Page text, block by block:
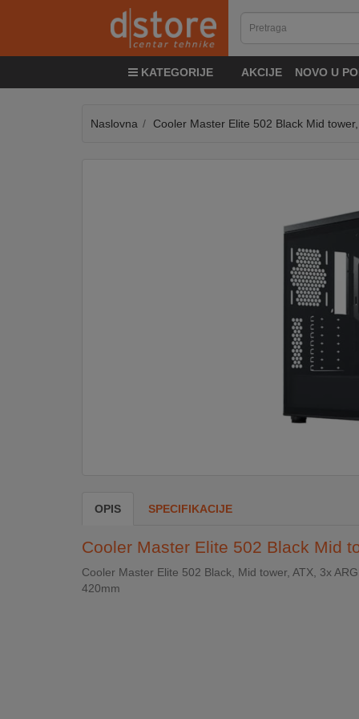
KATEGORIJE AKCIJE NOVO U
&
KLIMATIZACIJA
Naslovna Cooler Master Elite 502 Black Mid
OPIS SPECIFIKACIJE
Cooler Master Elite 502 Black Mid
Cooler Master Elite 502 Black, Mid tower, ATX, 3x
420mm